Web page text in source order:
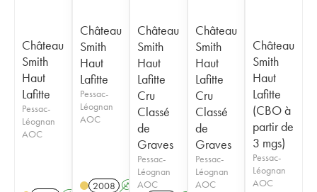
Château
Smith
Haut
Lafitte
Pessac-
Léognan
AOC
Château
Smith
Haut
Lafitte
Pessac-
Léognan
AOC
2008 A T
Château
Smith
Haut
Lafitte
Cru
Classé
de
Graves
Pessac-
Léognan
AOC
Château
Smith
Haut
Lafitte
Cru
Classé
de
Graves
Pessac-
Léognan
AOC
Château
Smith
Haut
Lafitte
(CBO à
partir de
3 mgs)
Pessac-
Léognan
AOC